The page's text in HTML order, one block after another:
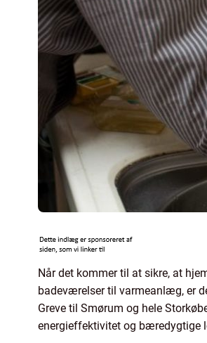
Når det kommer til at sikre, at
badeværelser til varmeanlæg, er
Greve til Smørum og hele
energieffektivitet og bæredygtige